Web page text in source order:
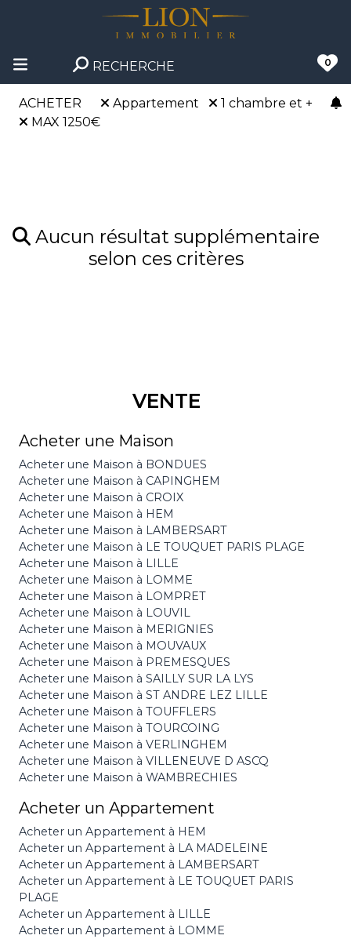
RECHERCHE 0
ACHETER Appartement
1 chambre et +
MAX 1250€
Aucun résultat supplémentaire
selon ces critères
VENTE
Acheter une Maison
Acheter une Maison à BONDUES
Acheter une Maison à CAPINGHEM
Acheter une Maison à CROIX
Acheter une Maison à HEM
Acheter une Maison à LAMBERSART
Acheter une Maison à LE TOUQUET PARIS PLAGE
Acheter une Maison à LILLE
Acheter une Maison à LOMME
Acheter une Maison à LOMPRET
Acheter une Maison à LOUVIL
Acheter une Maison à MERIGNIES
Acheter une Maison à MOUVAUX
Acheter une Maison à PREMESQUES
Acheter une Maison à SAILLY SUR LA LYS
Acheter une Maison à ST ANDRE LEZ LILLE
Acheter une Maison à TOUFFLERS
Acheter une Maison à TOURCOING
Acheter une Maison à VERLINGHEM
Acheter une Maison à VILLENEUVE D ASCQ
Acheter une Maison à WAMBRECHIES
Acheter un Appartement
Acheter un Appartement à HEM
Acheter un Appartement à LA MADELEINE
Acheter un Appartement à LAMBERSART
Acheter un Appartement à LE TOUQUET PARIS
PLAGE
Acheter un Appartement à LILLE
Acheter un Appartement à LOMME